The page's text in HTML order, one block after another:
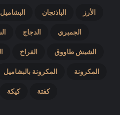
الأرز الباذنجان البشاميل
الجمبري الدجاج
الشيش طاووق الفراخ
المكرونة المكرونة بالبشاميل
كفتة كيكة